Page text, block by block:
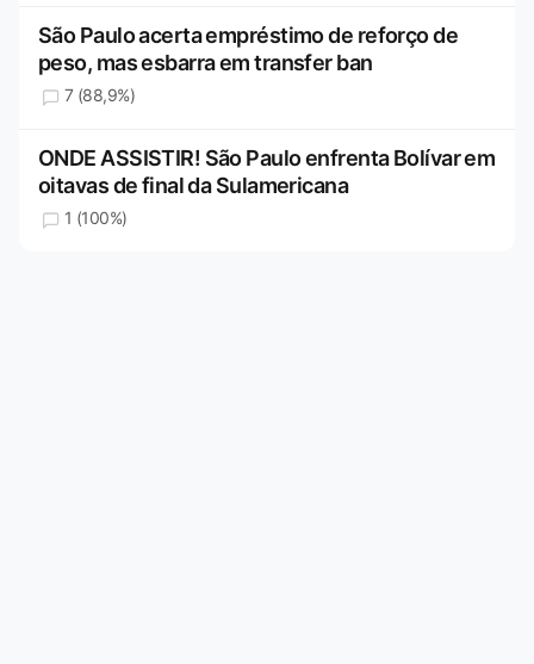
São Paulo acerta empréstimo de reforço de
peso, mas esbarra em transfer ban
7 (88,9%)
ONDE ASSISTIR! São Paulo enfrenta Bolívar em
oitavas de final da Sulamericana
1 (100%)